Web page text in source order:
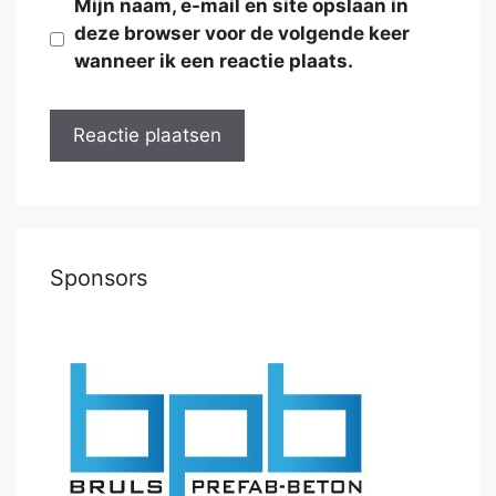
Mijn naam, e-mail en site opslaan in
deze browser voor de volgende keer
wanneer ik een reactie plaats.
Sponsors